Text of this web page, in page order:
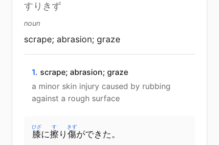
すりきず
noun
scrape; abrasion; graze
1. scrape; abrasion; graze
a minor skin injury caused by rubbing
against a rough surface
膝
ひざ
に擦
す
り 傷
きず
ができた。